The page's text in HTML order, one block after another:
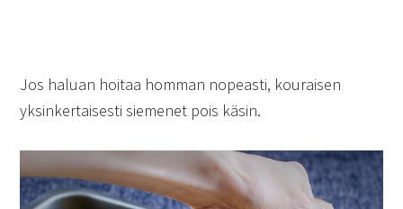
Jos haluan hoitaa homman nopeasti, kouraisen
yksinkertaisesti siemenet pois käsin.